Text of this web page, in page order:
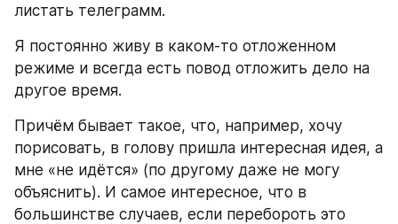
листать телеграмм.
Я постоянно живу в каком-то отложенном
режиме и всегда есть повод отложить дело на
другое время.
Причём бывает такое, что, например, хочу
порисовать, в голову пришла интересная идея, а
мне «не идётся» (по другому даже не могу
объяснить). И самое интересное, что в
большинстве случаев, если перебороть это